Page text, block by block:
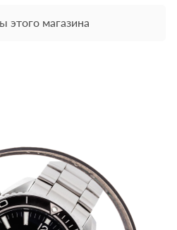
этого магазина